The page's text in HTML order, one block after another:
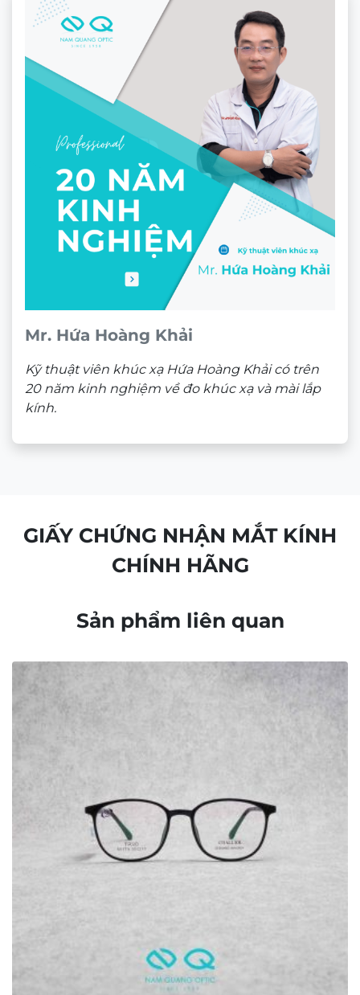
Mr. Hứa Hoàng Khải
Kỹ thuật viên khúc xạ Hứa Hoàng Khải có trên
20 năm kinh nghiệm về đo khúc xạ và mài lắp
kính.
GIẤY CHỨNG NHẬN MẮT KÍNH
CHÍNH HÃNG
Sản phẩm liên quan